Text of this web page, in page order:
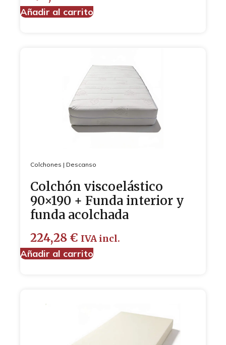
Añadir al carrito
Colchones | Descanso
Colchón viscoelástico
90×190 + Funda interior y
funda acolchada
224,28 € IVA incl.
Añadir al carrito